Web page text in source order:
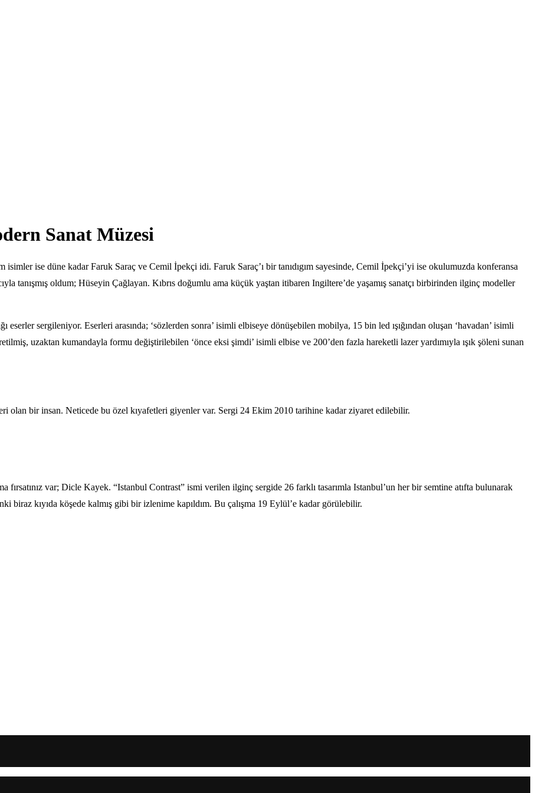
Sanat Müzesi
ise düne kadar Faruk Saraç ve Cemil İpekçi idi. Faruk Saraç’ı bir tanıdıgım sayesinde, Cemil İpekçi’yi ise okulumuzda konferansa
tanışmış oldum; Hüseyin Çağlayan. Kıbrıs doğumlu ama küçük yaştan itibaren Ingiltere’de yaşamış sanatçı birbirinden ilginç modeller
eserler sergileniyor. Eserleri arasında; ‘sözlerden sonra’ isimli elbiseye dönüşebilen mobilya, 15 bin led ışığından oluşan ‘havadan’ isimli
uzaktan kumandayla formu değiştirilebilen ‘önce eksi şimdi’ isimli elbise ve 200’den fazla hareketli lazer yardımıyla ışık şöleni sunan
olan bir insan. Neticede bu özel kıyafetleri giyenler var. Sergi 24 Ekim 2010 tarihine kadar ziyaret edilebilir.
fırsatınız var; Dicle Kayek. “Istanbul Contrast” ismi verilen ilginç sergide 26 farklı tasarımla Istanbul’un her bir semtine atıfta bulunarak
biraz kıyıda köşede kalmış gibi bir izlenime kapıldım. Bu çalışma 19 Eylül’e kadar görülebilir.